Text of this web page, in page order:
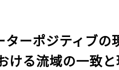
ターポジティブの
ける流域の一致